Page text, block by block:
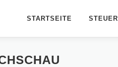
STARTSEITE